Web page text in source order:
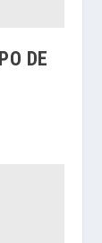
DE